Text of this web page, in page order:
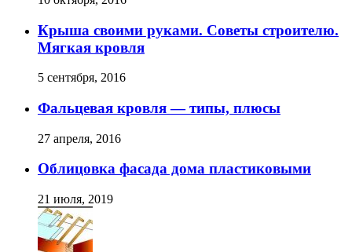
Крыша своими руками. Советы строителю.
Мягкая кровля
5 сентября, 2016
Фальцевая кровля — типы, плюсы
27 апреля, 2016
Облицовка фасада дома пластиковыми
21 июля, 2019